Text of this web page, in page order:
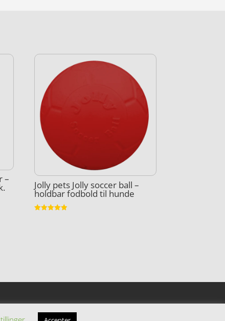
– Jolly pets Jolly soccer ball –
holdbar fodbold til hunde